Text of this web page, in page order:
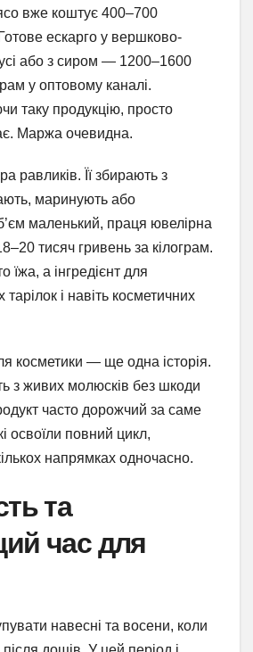
вже коштує 400–700
ескарго у вершково-
або з сиром — 1200–1600
у оптовому каналі.
таку продукцію, просто
Маржа очевидна.
равликів. Її збирають з
маринують або
маленький, праця ювелірна
тисяч гривень за кілограм.
їжа, а інгредієнт для
і навіть косметичних
косметики — ще одна історія.
з живих молюсків без шкоди
часто дорожчий за саме
освоїли повний цикл,
напрямках одночасно.
та
час для
навесні та восени, коли